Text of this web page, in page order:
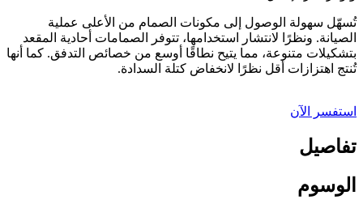
تُسهّل سهولة الوصول إلى مكونات الصمام من الأعلى عملية
الصيانة. ونظرًا لانتشار استخدامها، تتوفر الصمامات أحادية المقعد
بتشكيلات متنوعة، مما يتيح نطاقًا أوسع من خصائص التدفق. كما أنها
تُنتج اهتزازات أقل نظرًا لانخفاض كتلة السدادة.
استفسر الآن
تفاصيل
الوسوم